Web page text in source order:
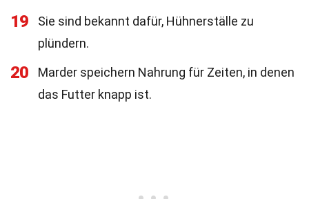
19
Sie sind bekannt dafür, Hühnerställe zu
plündern.
20
Marder speichern Nahrung für Zeiten, in denen
das Futter knapp ist.